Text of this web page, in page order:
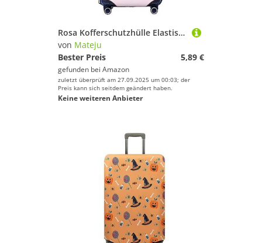
Rosa Kofferschutzhülle Elastisch Kofferhülle 18-32 Zoll, Mateju Gepäck Cover Reisekoffer Hülle Trolley Case Schutzhülle Luggage Cover Waschbare Staubdichte Kofferbezug (M,S)
von Mateju
Bester Preis
5,89 €
gefunden bei Amazon
zuletzt überprüft am 27.09.2025 um 00:03; der
Preis kann sich seitdem geändert haben.
Keine weiteren Anbieter